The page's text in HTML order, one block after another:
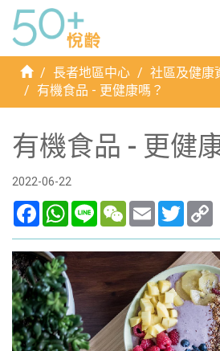
首
頁
長者地區中心
社區及健康
有機食品 - 更健康嗎？
有機食品 - 更健
2022-06-22
FacebookWhatsApp
Line WeChatEmail Twitter